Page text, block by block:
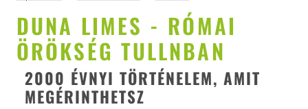
DUNA LIMES - RÓMAI
ÖRÖKSÉG TULLNBAN
2000 ÉVNYI TÖRTÉNELEM, AMIT
MEGÉRINTHETSZ